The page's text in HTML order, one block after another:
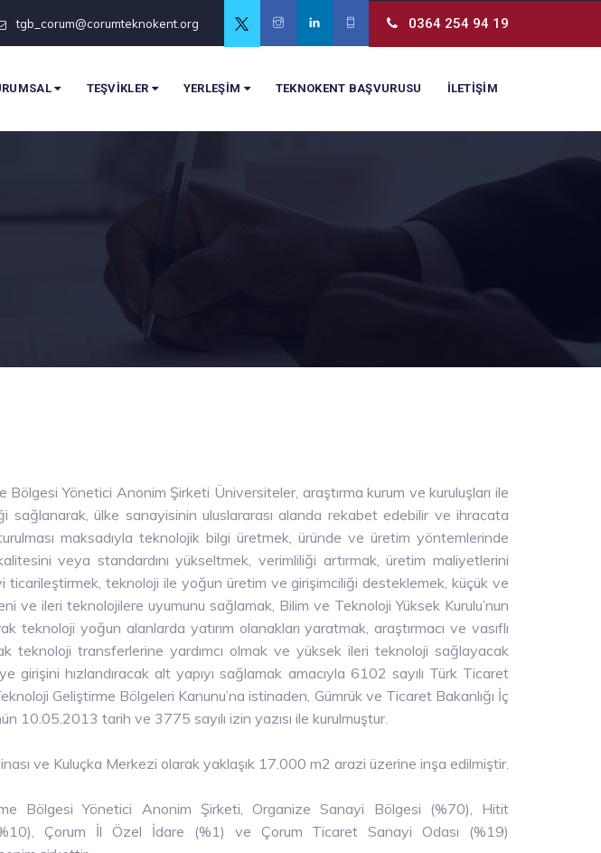
tgb_corum@corumteknokent.org 0364 254 94 19
TEŞVİKLER YERLEŞİM TEKNOKENT BAŞVURUSU İLETİŞİM
Bölgesi Yönetici Anonim Şirketi Üniversiteler, araştırma kurum ve kuruluşları ile
sağlanarak, ülke sanayisinin uluslararası alanda rekabet edebilir ve ihracata
maksadıyla teknolojik bilgi üretmek, üründe ve üretim yöntemlerinde
veya standardını yükseltmek, verimliliği artırmak, üretim maliyetlerini
ticarileştirmek, teknoloji ile yoğun üretim ve girişimciliği desteklemek, küçük ve
ve ileri teknolojilere uyumunu sağlamak, Bilim ve Teknoloji Yüksek Kurulu’nun
teknoloji yoğun alanlarda yatırım olanakları yaratmak, araştırmacı ve vasıflı
teknoloji transferlerine yardımcı olmak ve yüksek ileri teknoloji sağlayacak
girişini hızlandıracak alt yapıyı sağlamak amacıyla 6102 sayılı Türk Ticaret
Geliştirme Bölgeleri Kanunu’na istinaden, Gümrük ve Ticaret Bakanlığı İç
10.05.2013 tarih ve 3775 sayılı izin yazısı ile kurulmuştur.
ve Kuluçka Merkezi olarak yaklaşık 17.000 m2 arazi üzerine inşa edilmiştir.
Bölgesi Yönetici Anonim Şirketi, Organize Sanayi Bölgesi (%70), Hitit
Çorum İl Özel İdare (%1) ve Çorum Ticaret Sanayi Odası (%19)